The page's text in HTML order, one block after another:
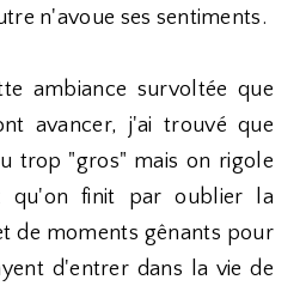
n'avoue ses sentiments.
ambiance survoltée que
avancer, j'ai trouvé que
trop "gros" mais on rigole
qu'on finit par oublier la
de moments gênants pour
d'entrer dans la vie de